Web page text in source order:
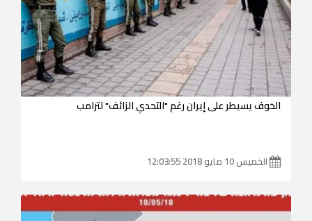
الخوف يسيطر على إيران رغم "التحدي الزائف" لترامب
الخميس 10 مايو 2018 12:03:55